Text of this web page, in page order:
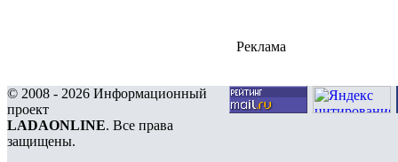
Реклама
© 2008 - 2026 Информационный
проект
LADAONLINE. Все права
защищены.